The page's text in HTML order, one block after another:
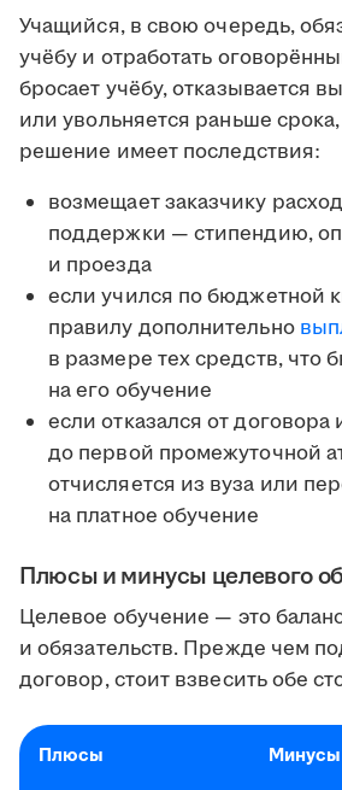
Учащийся, в свою очередь,
учёбу и отработать
бросает учёбу, отказывается
или увольняется раньше срока,
решение имеет последствия:
возмещает заказчику
поддержки — стипендию,
и проезда
если учился по бюджетной
правилу дополнительно
в размере тех средств, что
на его обучение
если отказался от договора
до первой промежуточной
отчисляется из вуза или
на платное обучение
Плюсы и минусы целевого
Целевое обучение — это
и обязательств. Прежде чем
договор, стоит взвесить обе
Плюсы Минусы